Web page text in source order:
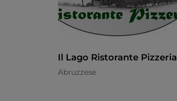
Il Lago Ristorante Pizzeria
Abruzzese